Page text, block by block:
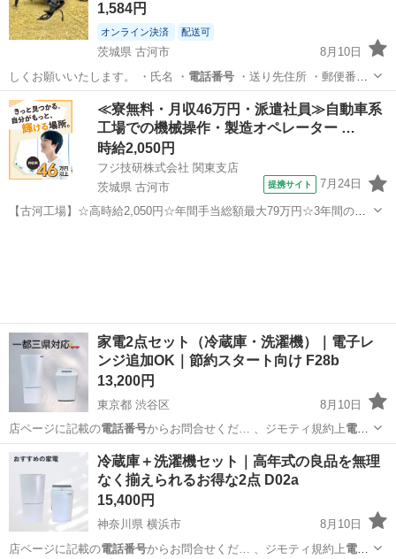
1,584円
オンライン決済 配送可
茨城県 古河市
8月10日
しくお願いいたします。 ・氏名 ・ 電話番号・送り先住所 ・郵便番号
発送の…
茨城 古河市 その他 オオクワガタ
≪寮無料・月収46万円・派遣社員≫自動車系
工場での機械操作・製造オペレーター …
時給2,050円
フジ技研株式会社 関東支店
茨城県 古河市
提携サイト 7月24日
【古河工場】☆高時給2,050円☆年間手当総額最大79万円☆3年間の手
家電2点セット（冷蔵庫・洗濯機）｜電子レ
ンジ追加OK｜節約スタート向け F28b
13,200円
東京都 渋谷区
8月10日
店ページに記載の電話番号からお問合せくだ… 、ジモティ規約上電話
番号をメッセージ内に… まう為こちらから電話番号を提示する形に
な…
東京 渋谷区 生活家電 冷凍庫
冷蔵庫＋洗濯機セット｜高年式の良品を無理
なく揃えられるお得な2点 D02a
15,400円
神奈川県 横浜市
8月10日
店ページに記載の電話番号からお問合せくだ… 、ジモティ規約上電話